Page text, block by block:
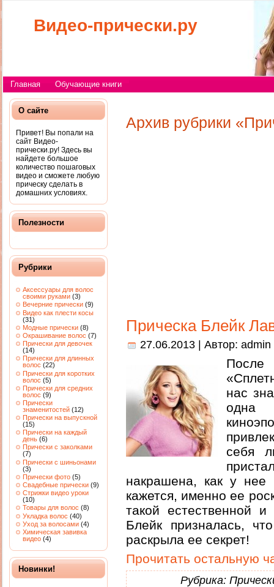
Видео-прически.ру
Главная Обучающие книги
О сайте
Привет! Вы попали на
сайт Видео-
прически.ру! Здесь вы
найдете большое
количество пошаговых
видео и сможете любую
прическу сделать в
домашних условиях.
Полезности
Рубрики
Аксессуары для волос
своими руками (3)
Вечерние прически (9)
Видео как плести косы
(31)
Модные прически (8)
Окрашивание волос (7)
Прически для девочек
(14)
Прически для длинных
волос (22)
Прически для коротких
волос (5)
Прически для средних
волос (9)
Прически
знаменитостей (12)
Прически на выпускной
(15)
Прически на каждый
день (6)
Прически с заколками
(7)
Прически с шиньонами
(3)
Прически фото (5)
Свадебные прически (9)
Стрижки видео уроки
(10)
Товары для волос (8)
Укладка волос (40)
Уход за волосами (4)
Химическая завивка
видео (4)
Новинки!
Архив рубрики
Прическа Блейк
27.06.2013 | Автор: admin
нас
одна
себя
накрашена, как у нее
кажется, именно ее
такой естественной
Блейк призналась,
раскрыла ее секрет!
Прочитать остальную
Рубрика: